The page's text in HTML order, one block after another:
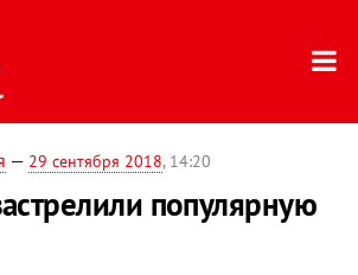
— 29 сентября 2018, 14:20
популярную